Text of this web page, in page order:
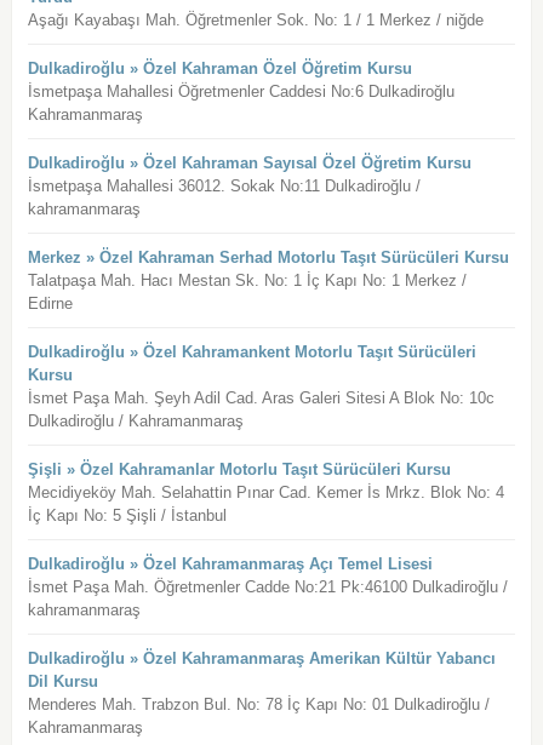
Aşağı Kayabaşı Mah. Öğretmenler Sok. No: 1 / 1 Merkez / niğde
Dulkadiroğlu » Özel Kahraman Özel Öğretim Kursu
İsmetpaşa Mahallesi Öğretmenler Caddesi No:6 Dulkadiroğlu
Kahramanmaraş
Dulkadiroğlu » Özel Kahraman Sayısal Özel Öğretim Kursu
İsmetpaşa Mahallesi 36012. Sokak No:11 Dulkadiroğlu /
kahramanmaraş
Merkez » Özel Kahraman Serhad Motorlu Taşıt Sürücüleri Kursu
Talatpaşa Mah. Hacı Mestan Sk. No: 1 İç Kapı No: 1 Merkez /
Edirne
Dulkadiroğlu » Özel Kahramankent Motorlu Taşıt Sürücüleri
Kursu
İsmet Paşa Mah. Şeyh Adil Cad. Aras Galeri Sitesi A Blok No: 10c
Dulkadiroğlu / Kahramanmaraş
Şişli » Özel Kahramanlar Motorlu Taşıt Sürücüleri Kursu
Mecidiyeköy Mah. Selahattin Pınar Cad. Kemer İs Mrkz. Blok No: 4
İç Kapı No: 5 Şişli / İstanbul
Dulkadiroğlu » Özel Kahramanmaraş Açı Temel Lisesi
İsmet Paşa Mah. Öğretmenler Cadde No:21 Pk:46100 Dulkadiroğlu /
kahramanmaraş
Dulkadiroğlu » Özel Kahramanmaraş Amerikan Kültür Yabancı
Dil Kursu
Menderes Mah. Trabzon Bul. No: 78 İç Kapı No: 01 Dulkadiroğlu /
Kahramanmaraş